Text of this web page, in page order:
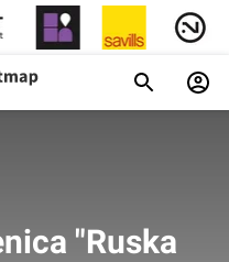
"Ruska